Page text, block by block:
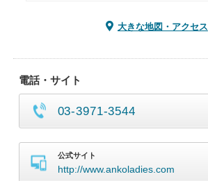
大きな地図・アクセス
電話・サイト
03-3971-3544
公式サイト
http://www.ankoladies.com